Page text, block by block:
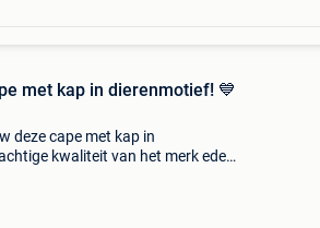
met kap in dierenmotief! 💙
deze cape met kap in
kwaliteit van het merk eden